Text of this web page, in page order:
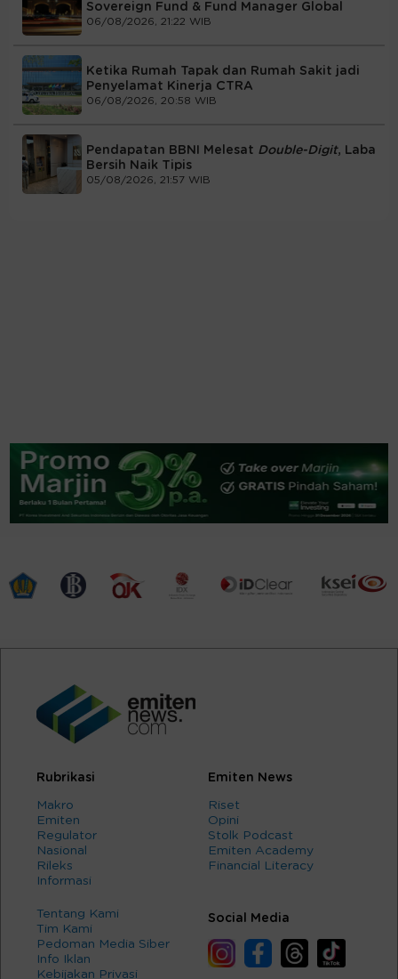
Sovereign Fund & Fund Manager Global
06/08/2026, 21:22 WIB
Ketika Rumah Tapak dan Rumah Sakit jadi
Penyelamat Kinerja CTRA
06/08/2026, 20:58 WIB
Pendapatan BBNI Melesat Double-Digit, Laba
Bersih Naik Tipis
05/08/2026, 21:57 WIB
Rubrikasi
Makro
Emiten
Regulator
Nasional
Rileks
Informasi
Emiten News
Riset
Opini
Stolk Podcast
Emiten Academy
Financial Literacy
Tentang Kami
Tim Kami
Pedoman Media Siber
Info Iklan
Kebijakan Privasi
Social Media